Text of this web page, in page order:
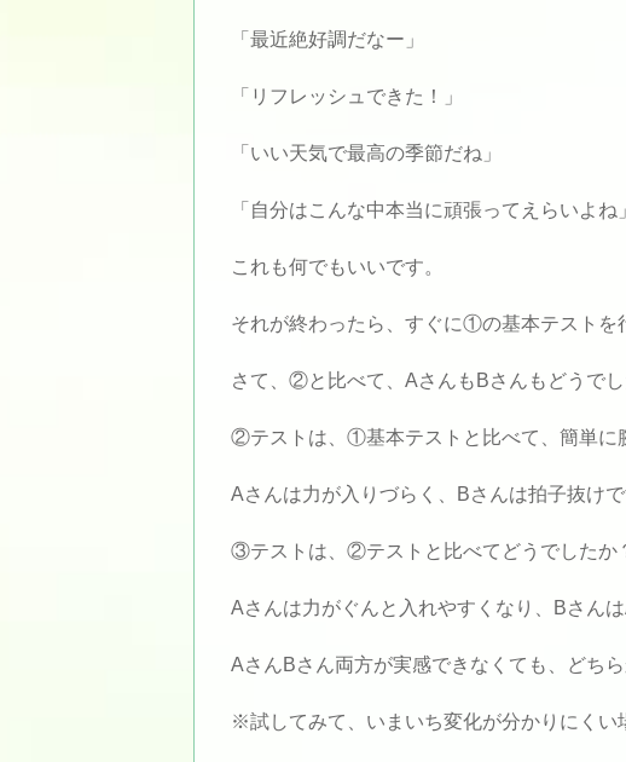
「最近絶好調だなー」
「リフレッシュできた！」
「いい天気で最高の季節だね」
「自分はこんな中本当に頑張ってえらいよね」
これも何でもいいです。
それが終わったら、すぐに①の基本テストを
さて、②と比べて、AさんもBさんもどうでし
②テストは、①基本テストと比べて、簡単に
Aさんは力が入りづらく、Bさんは拍子抜けで
③テストは、②テストと比べてどうでしたか
Aさんは力がぐんと入れやすくなり、Bさん
AさんBさん両方が実感できなくても、どちら
※試してみて、いまいち変化が分かりにくい